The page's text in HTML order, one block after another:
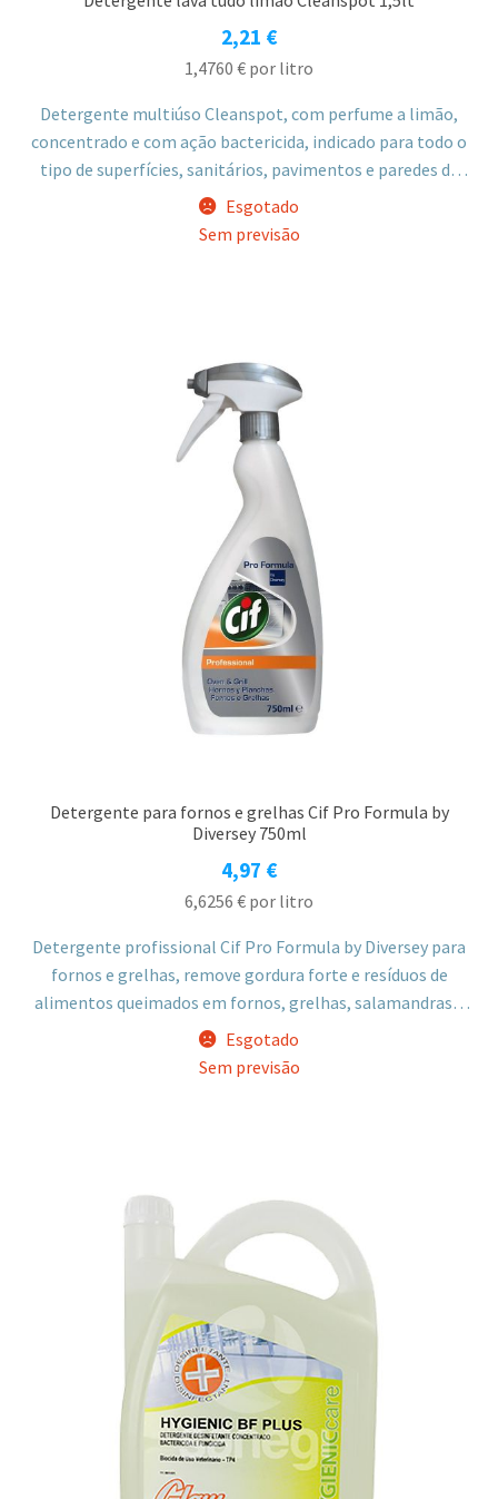
2,21 €
1,4760 € por litro
Detergente multiúso Cleanspot, com perfume a limão,
concentrado e com ação bactericida, indicado para todo o
tipo de superfícies, sanitários, pavimentos e paredes de
azulejo. Adequado para uso profissional e doméstico.
Esgotado
Sem previsão
Detergente para fornos e grelhas Cif Pro Formula by
Diversey 750ml
4,97 €
6,6256 € por litro
Detergente profissional Cif Pro Formula by Diversey para
fornos e grelhas, remove gordura forte e resíduos de
alimentos queimados em fornos, grelhas, salamandras e
chapas.
Esgotado
Sem previsão